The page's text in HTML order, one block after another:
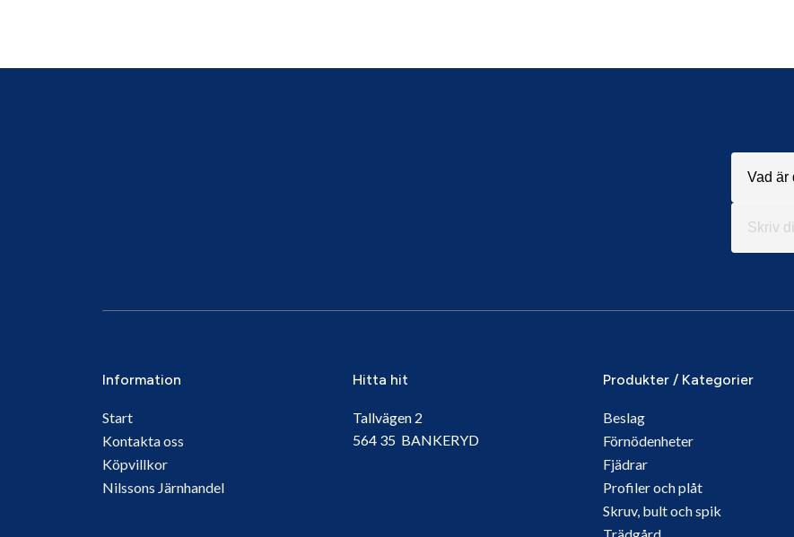
Information
Start
Kontakta oss
Köpvillkor
Nilssons Järnhandel
Hitta hit
Tallvägen 2
564 35 BANKERYD
Produkter / Kategorier
Beslag
Förnödenheter
Fjädrar
Profiler och plåt
Skruv, bult och spik